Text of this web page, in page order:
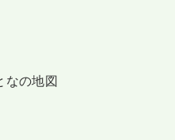
なの地図